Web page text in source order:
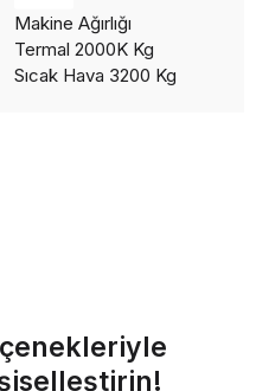
Makine Ağırlığı
Termal 2000K Kg
Sıcak Hava 3200 Kg